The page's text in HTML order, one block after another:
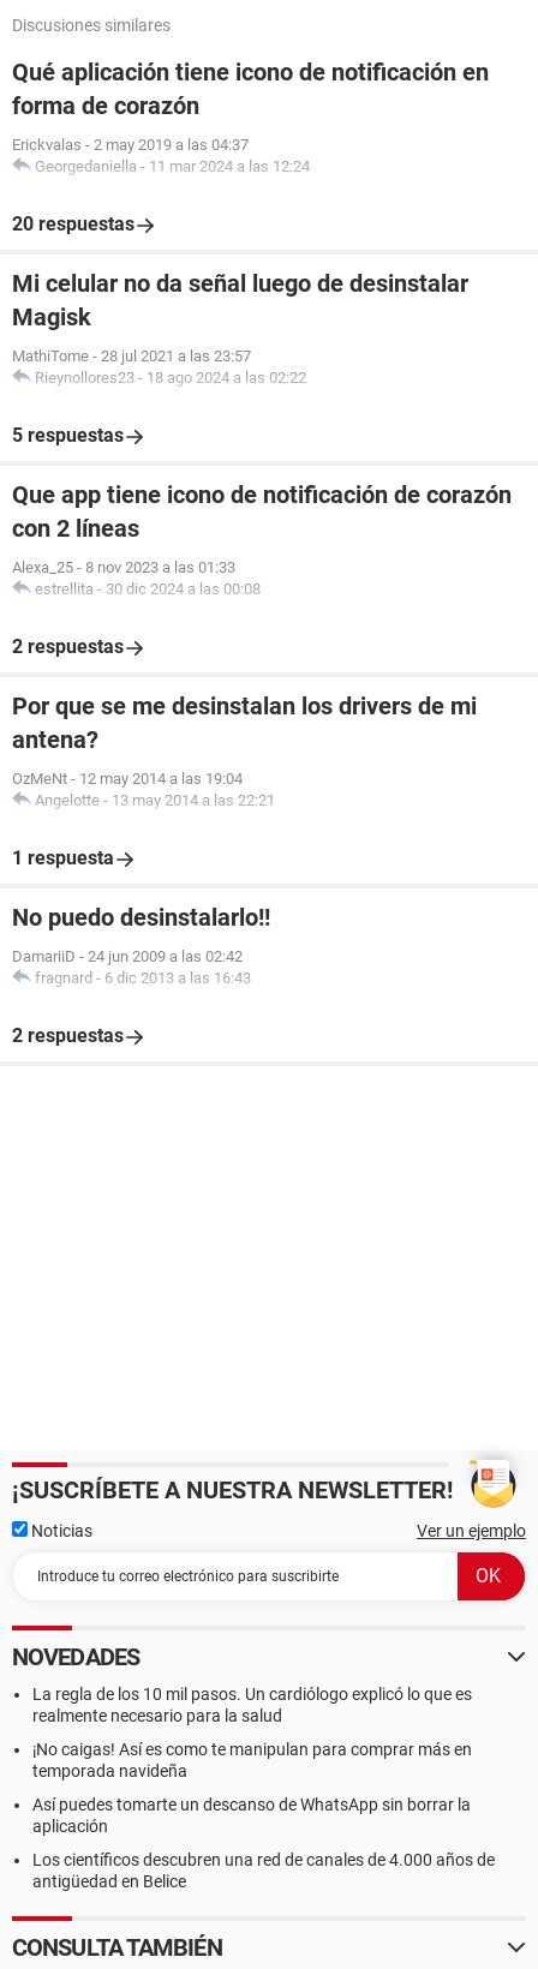
Discusiones similares
Qué aplicación tiene icono de notificación en
forma de corazón
Erickvalas - 2 may 2019 a las 04:37
Georgedaniella - 11 mar 2024 a las 12:24
20 respuestas
Mi celular no da señal luego de desinstalar
Magisk
MathiTome - 28 jul 2021 a las 23:57
Rieynollores23 - 18 ago 2024 a las 02:22
5 respuestas
Que app tiene icono de notificación de corazón
con 2 líneas
Alexa_25 - 8 nov 2023 a las 01:33
estrellita - 30 dic 2024 a las 00:08
2 respuestas
Por que se me desinstalan los drivers de mi
antena?
OzMeNt - 12 may 2014 a las 19:04
Angelotte - 13 may 2014 a las 22:21
1 respuesta
No puedo desinstalarlo!!
DamariiD - 24 jun 2009 a las 02:42
fragnard - 6 dic 2013 a las 16:43
2 respuestas
¡SUSCRÍBETE A NUESTRA NEWSLETTER!
Noticias Ver un ejemplo
NOVEDADES
La regla de los 10 mil pasos. Un cardiólogo explicó lo que es
realmente necesario para la salud
¡No caigas! Así es como te manipulan para comprar más en
temporada navideña
Así puedes tomarte un descanso de WhatsApp sin borrar la
aplicación
Los científicos descubren una red de canales de 4.000 años de
antigüedad en Belice
CONSULTA TAMBIÉN